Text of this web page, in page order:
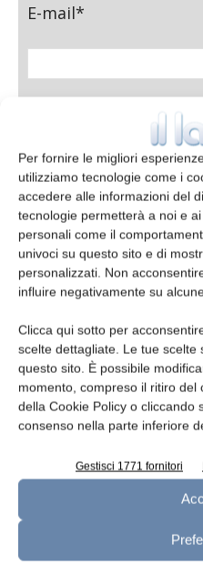
Per fornire le migliori
utilizziamo tecnologie come i
accedere alle informazioni del
tecnologie permetterà a noi e
personali come il
univoci su questo sito e di
personalizzati. Non
influire negativamente su
Clicca qui sotto per
scelte dettagliate. Le tue
questo sito. È possibile
momento, compreso il ritiro del
della Cookie Policy o cliccando
consenso nella parte inferiore
Gestisci 1771 fornitori
E-mail*
Oggetto
Ho letto e